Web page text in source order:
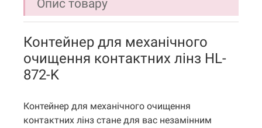
Опис товару
Контейнер для механічного
очищення контактних лінз HL-
872-K
Контейнер для механічного очищення
контактних лінз стане для вас незамінним